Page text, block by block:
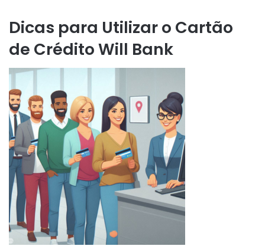
Dicas para Utilizar o Cartão
de Crédito Will Bank